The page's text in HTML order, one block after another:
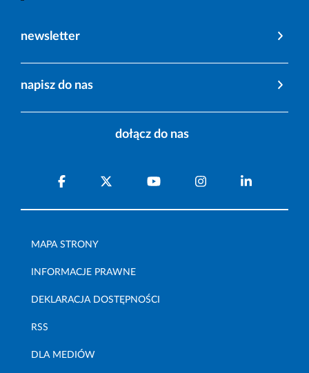
newsletter
napisz do nas
dołącz do nas
MAPA STRONY
INFORMACJE PRAWNE
DEKLARACJA DOSTĘPNOŚCI
RSS
DLA MEDIÓW